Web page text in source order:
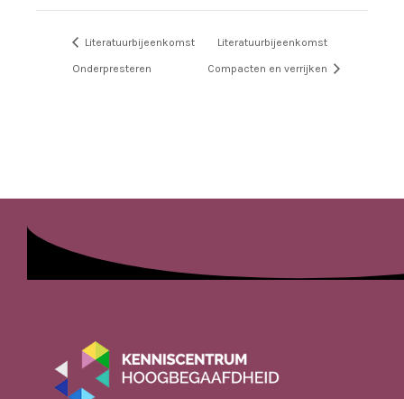
Literatuurbijeenkomst
Onderpresteren
Literatuurbijeenkomst
Compacten en verrijken